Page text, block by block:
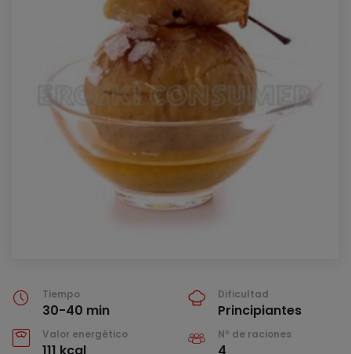
Tiempo
30-40 min
Dificultad
Principiantes
Valor energético Nº de raciones